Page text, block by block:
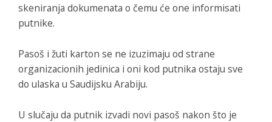
skeniranja dokumenata o čemu će one informisati
putnike.
Pasoš i žuti karton se ne izuzimaju od strane
organizacionih jedinica i oni kod putnika ostaju sve
do ulaska u Saudijsku Arabiju.
U slučaju da putnik izvadi novi pasoš nakon što je